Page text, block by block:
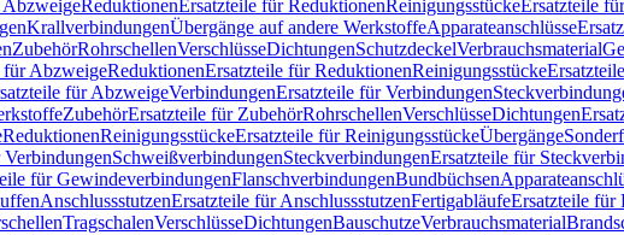
AbzweigeReduktionenErsatzteile für ReduktionenReinigungsstückeErsatzteile
KrallverbindungenÜbergänge auf andere WerkstoffeApparateanschlüsse
ZubehörRohrschellenVerschlüsseDichtungenSchutzdeckelVerbrauchsmaterial
für AbzweigeReduktionenErsatzteile für ReduktionenReinigungsstücke
für AbzweigeVerbindungenErsatzteile für Verbindungen
ZubehörErsatzteile für ZubehörRohrschellenVerschlüsseDichtungen
ReduktionenReinigungsstückeErsatzteile für ReinigungsstückeÜbergänge
SchweißverbindungenSteckverbindungenErsatzteile für
für GewindeverbindungenFlanschverbindungenBundbüchsen
AnschlussstutzenErsatzteile für AnschlussstutzenFertigabläufeErsatzteile für
TragschalenVerschlüsseDichtungenBauschutzeVerbrauchsmaterial